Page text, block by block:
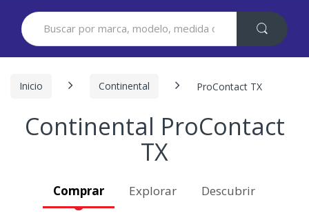
Search
for:
Inicio Continental ProContact TX
Continental ProContact
TX
Comprar Explorar Descubrir